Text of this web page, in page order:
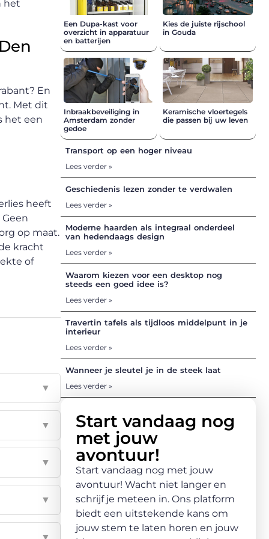
het
En
Met dit
het een
heeft
op maat.
kracht
of
▼
▼
▼
▼
▼
Een Dupa-kast voor
overzicht in apparatuur
en batterijen
Kies de juiste rijschool
in Gouda
Inbraakbeveiliging in
Amsterdam zonder
gedoe
Keramische vloertegels
die passen bij uw leven
Transport op een hoger niveau
Lees verder »
Geschiedenis lezen zonder te verdwalen
Lees verder »
Moderne haarden als integraal onderdeel
van hedendaags design
Lees verder »
Waarom kiezen voor een desktop nog
steeds een goed idee is?
Lees verder »
Travertin tafels als tijdloos middelpunt in je
interieur
Lees verder »
Wanneer je sleutel je in de steek laat
Lees verder »
Start vandaag nog
met jouw
avontuur!
Start vandaag nog met jouw
avontuur! Wacht niet langer en
schrijf je meteen in. Ons platform
biedt een uitstekende kans om
jouw stem te laten horen en jouw